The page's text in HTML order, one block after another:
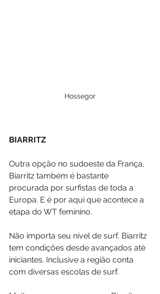
Hossegor
BIARRITZ
Outra opção no sudoeste da França,
Biarritz também é bastante
procurada por surfistas de toda a
Europa. E é por aqui que acontece a
etapa do WT feminino.
Não importa seu nível de surf, Biarritz
tem condições desde avançados até
iniciantes. Inclusive a região conta
com diversas escolas de surf.